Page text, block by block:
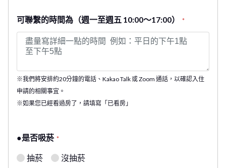
可聯繫的時間為（週一至週五 10:00～17:00） *
※我們將安排約20分鐘的電話、Kakao Talk 或 Zoom 通話，以確認入住
申請的相關事宜。
※如果您已經看過房了，請填寫「已看房」
●是否吸菸 *
抽菸 沒抽菸